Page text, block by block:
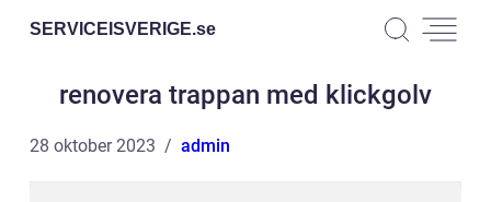
SERVICEISVERIGE.se
renovera trappan med klickgolv
28 oktober 2023 admin